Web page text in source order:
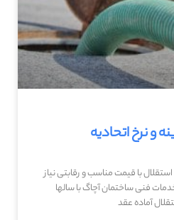
و نرخ اتحادیه
با قیمت مناسب و رقابتی نیاز
فنی ساختمان آچاگ با سالها
آماده عقد